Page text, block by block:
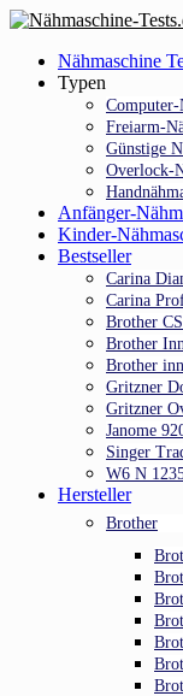
Skip
main
content
Menu
Nähmaschine
Typen
Computer-
Freiarm-
Günstige
Overlock-
Anfänger-
Kinder-
Bestseller
Carina
Carina
Brother
Brother
Brother
Gritzner
Gritzner
Janome
Singer
W6 N
Hersteller
Brother